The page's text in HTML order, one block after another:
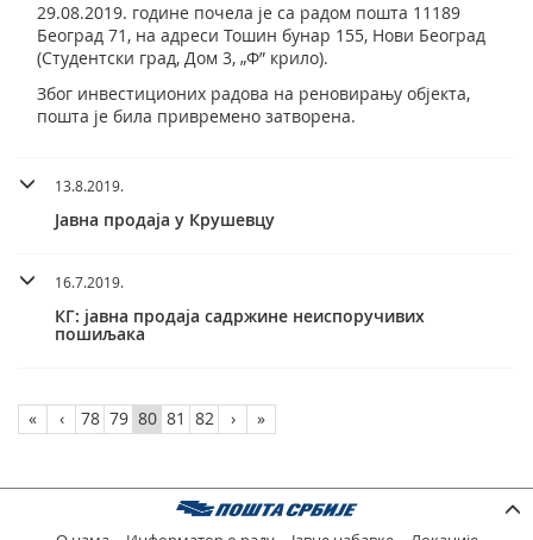
29.08.2019. године почела је са радом пошта 11189
Београд 71, на адреси Тошин бунар 155, Нови Београд
(Студентски град, Дом 3, „Ф” крило).
Због инвестиционих радова на реновирању објекта,
пошта је била привремено затворена.
13.8.2019.
Јавна продаја у Крушевцу
16.7.2019.
КГ: јавна продаја садржине неиспоручивих
пошиљака
« ‹ 78 79 80 81 82 › »